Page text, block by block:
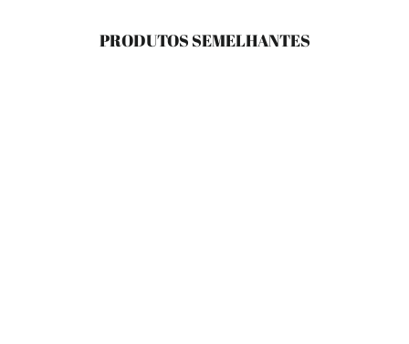
PRODUTOS SEMELHANTES